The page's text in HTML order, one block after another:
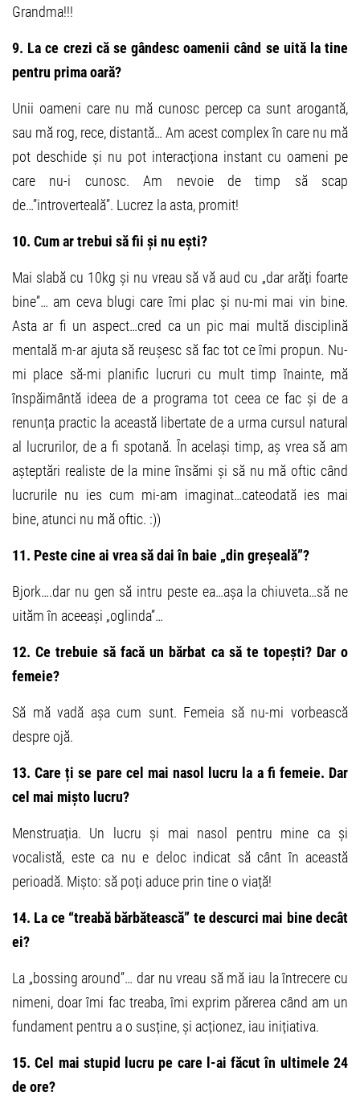
Grandma!!!
9. La ce crezi că se gândesc oamenii când se uită la tine
pentru prima oară?
Unii oameni care nu mă cunosc percep ca sunt arogantă,
sau mă rog, rece, distantă… Am acest complex în care nu mă
pot deschide și nu pot interacționa instant cu oameni pe
care nu-i cunosc. Am nevoie de timp să scap
de…”introverteală”. Lucrez la asta, promit!
10. Cum ar trebui să fii și nu ești?
Mai slabă cu 10kg și nu vreau să vă aud cu „dar arăți foarte
bine”… am ceva blugi care îmi plac și nu-mi mai vin bine.
Asta ar fi un aspect…cred ca un pic mai multă disciplină
mentală m-ar ajuta să reușesc să fac tot ce îmi propun. Nu-
mi place să-mi planific lucruri cu mult timp înainte, mă
înspăimântă ideea de a programa tot ceea ce fac și de a
renunța practic la această libertate de a urma cursul natural
al lucrurilor, de a fi spotană. În același timp, aș vrea să am
așteptări realiste de la mine însămi și să nu mă oftic când
lucrurile nu ies cum mi-am imaginat…cateodată ies mai
bine, atunci nu mă oftic. :))
11. Peste cine ai vrea să dai în baie „din greșeală”?
Bjork….dar nu gen să intru peste ea…așa la chiuveta…să ne
uităm în aceeași „oglinda”…
12. Ce trebuie să facă un bărbat ca să te topești? Dar o
femeie?
Să mă vadă așa cum sunt. Femeia să nu-mi vorbească
despre ojă.
13. Care ți se pare cel mai nasol lucru la a fi femeie. Dar
cel mai mișto lucru?
Menstruația. Un lucru și mai nasol pentru mine ca și
vocalistă, este ca nu e deloc indicat să cânt în această
perioadă. Mișto: să poți aduce prin tine o viață!
14. La ce “treabă bărbătească” te descurci mai bine decât
ei?
La „bossing around”… dar nu vreau să mă iau la întrecere cu
nimeni, doar îmi fac treaba, îmi exprim părerea când am un
fundament pentru a o susține, și acționez, iau inițiativa.
15. Cel mai stupid lucru pe care l-ai făcut în ultimele 24
de ore?